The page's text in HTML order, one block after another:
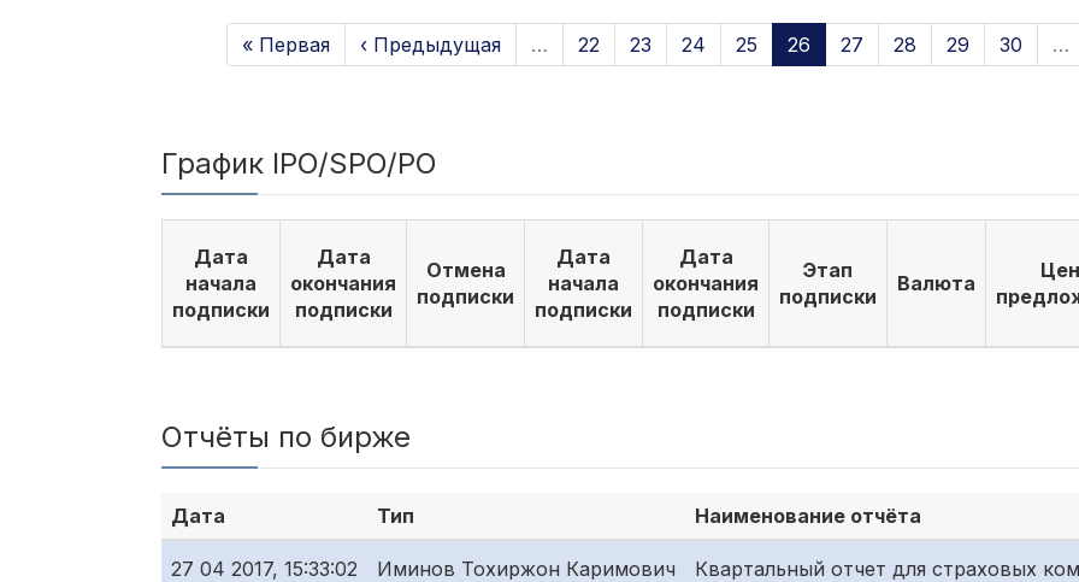
« Первая ‹ Предыдущая … 22 23 24 25 26 27 28 29 30 …
График IPO/SPO/PO
Дата
начала
подписки
Дата
окончания
подписки
Отмена
подписки
Дата
начала
подписки
Дата
окончания
подписки
Этап
подписки
Валюта
Отчёты по бирже
Дата Тип Наименование отчёта
27 04 2017, 15:33:02 Иминов Тохиржон Каримович Квартальный отчет для страховых